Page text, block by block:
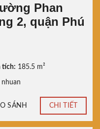
Phan
2, quận Phú
tích: 185.5 m²
nhuan
SÁNH CHI TIẾT